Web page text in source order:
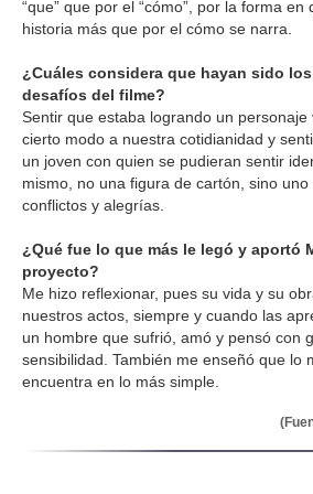
“que” que por el “cómo”, por la forma en
historia más que por el cómo se narra.
¿Cuáles considera que hayan sido
desafíos del filme?
Sentir que estaba logrando un personaje
cierto modo a nuestra cotidianidad y
un joven con quien se pudieran sentir
mismo, no una figura de cartón, sino
conflictos y alegrías.
¿Qué fue lo que más le legó y aportó
proyecto?
Me hizo reflexionar, pues su vida y su
nuestros actos, siempre y cuando las
un hombre que sufrió, amó y pensó con
sensibilidad. También me enseñó que lo
encuentra en lo más simple.